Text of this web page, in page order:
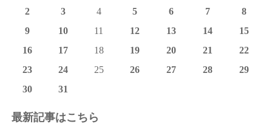
2
3 4 5 6 7
8
9
10 11 12 13 14
15
16
17 18 19 20 21
22
23
24 25 26 27 28
29
30
31
最新記事はこちら